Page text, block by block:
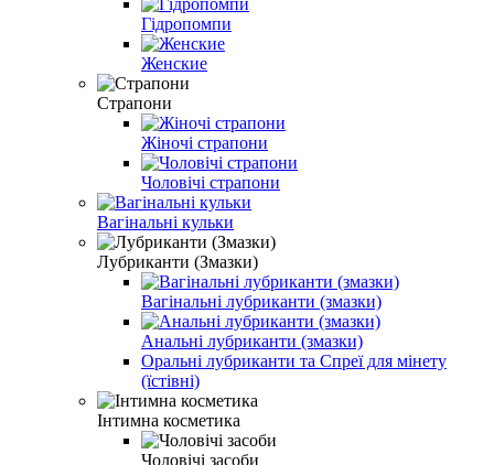
Гідропомпи
Женские
Страпони
Жіночі страпони
Чоловічі страпони
Вагінальні кульки
Лубриканти (Змазки)
Вагінальні лубриканти (змазки)
Анальні лубриканти (змазки)
Оральні лубриканти та Спреї для мінету
(їстівні)
Інтимна косметика
Чоловічі засоби